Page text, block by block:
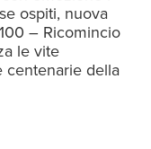
ospiti, nuova
– Ricomincio
le vite
centenarie della